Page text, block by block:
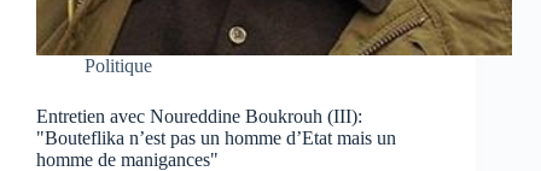
Politique
Entretien avec Noureddine Boukrouh (III):
"Bouteflika n’est pas un homme d’Etat mais un
homme de manigances"